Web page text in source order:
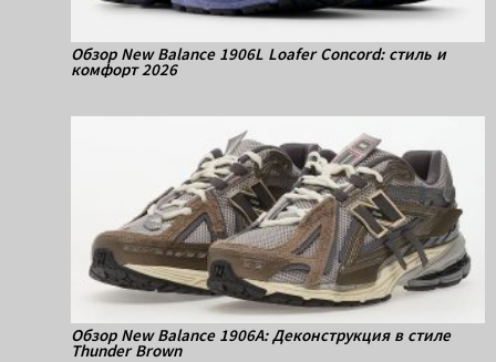
Обзор New Balance 1906L Loafer Concord: стиль и
комфорт 2026
Обзор New Balance 1906A: Деконструкция в стиле
Thunder Brown